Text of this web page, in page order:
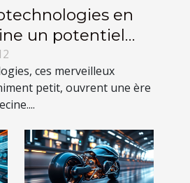
en
un potentiel
pour le
des maladies
ces merveilleux
petit, ouvrent une ère